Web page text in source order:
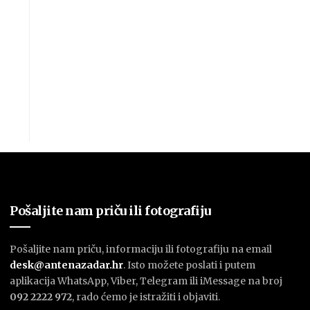
Pošaljite nam priču ili fotografiju
Pošaljite nam priču, informaciju ili fotografiju na email
desk@antenazadar.hr. Isto možete poslati i putem
aplikacija WhatsApp, Viber, Telegram ili iMessage na broj
092 2222 972, rado ćemo je istražiti i objaviti.